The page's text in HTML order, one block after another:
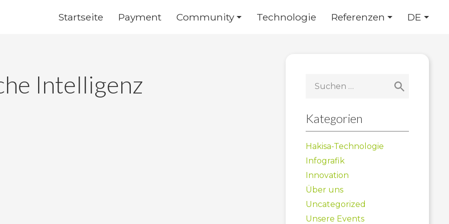
Startseite Payment Community Technologie Referenzen DE
Intelligenz
nach:
Kategorien
Hakisa-Technologie
Infografik
Innovation
Über uns
Uncategorized
Unsere Events